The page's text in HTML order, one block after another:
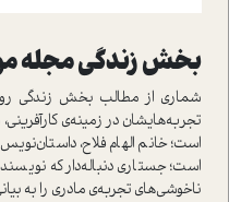
بخش زندگي مجله
شماري از مطالب بخش زندگي
تجربه‌هايشان در زمينه‌ي
است؛ خانم‌ الهام فلاح،
است؛ جستاري دنباله‌دار که
ناخوشي‌هاي تجربه‌ي مادري را به